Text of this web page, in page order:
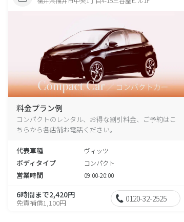
料金プラン例
コンパクトのレンタル、お得な割引料金、ご予約はこ
ちらから各店舗お電話ください。
代表車種 ヴィッツ
ボディタイプ コンパクト
営業時間 09:00-20:00
6時間まで2,420円
免責補償1,100円 0120-32-2525